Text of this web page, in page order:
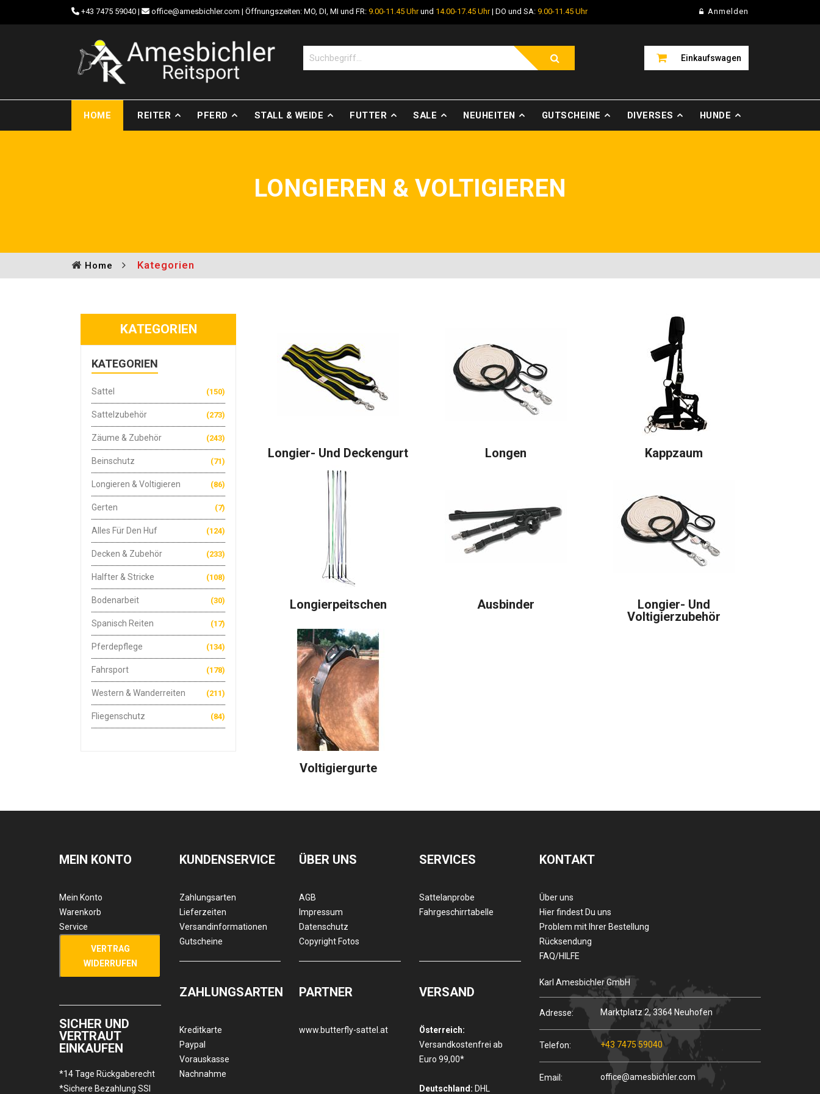
+43 7475 59040 | office@amesbichler.com | Öffnungszeiten: MO, DI, MI und FR: 9.00-11.45 Uhrund 14.00-17.45 Uhr| DO und SA: 9.00-11.45 Uhr Anmelden
Einkaufswagen
HOME REITER PFERD STALL & WEIDE FUTTER SALE NEUHEITEN GUTSCHEINE DIVERSES HUNDE
LONGIEREN & VOLTIGIEREN
Home Kategorien
KATEGORIEN
KATEGORIEN
(150)
Sattel
(273)
Sattelzubehör
(243)
Zäume & Zubehör
(71)
Beinschutz
(86)
Longieren & Voltigieren
(7)
Gerten
(124)
Alles Für Den Huf
(233)
Decken & Zubehör
(108)
Halfter & Stricke
(30)
Bodenarbeit
(17)
Spanisch Reiten
(134)
Pferdepflege
(178)
Fahrsport
(211)
Western & Wanderreiten
(84)
Fliegenschutz
Longier- Und Deckengurt Longen Kappzaum
Longierpeitschen Ausbinder
Longier- Und
Voltigierzubehör
Voltigiergurte
MEIN KONTO
Mein Konto
Warenkorb
Service
VERTRAG
WIDERRUFEN
SICHER UND
VERTRAUT
EINKAUFEN
*14 Tage Rückgaberecht
*Sichere Bezahlung SSl
KUNDENSERVICE
Zahlungsarten
Lieferzeiten
Versandinformationen
Gutscheine
ZAHLUNGSARTEN
Kreditkarte
Paypal
Vorauskasse
Nachnahme
ÜBER UNS
AGB
Impressum
Datenschutz
Copyright Fotos
PARTNER
www.butterfly-sattel.at
SERVICES
Sattelanprobe
Fahrgeschirrtabelle
VERSAND
Österreich:
Versandkostenfrei ab
Euro 99,00*
Deutschland: DHL
KONTAKT
Über uns
Hier findest Du uns
Problem mit Ihrer Bestellung
Rücksendung
FAQ/HILFE
Karl Amesbichler GmbH
Adresse: Marktplatz 2, 3364 Neuhofen
Telefon: +43 7475 59040
Email: office@amesbichler.com